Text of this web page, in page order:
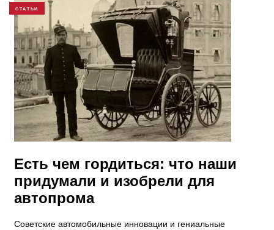
СТАТЬИ
Есть чем гордиться: что наши
придумали и изобрели для
автопрома
Советские автомобильные инновации и гениальные